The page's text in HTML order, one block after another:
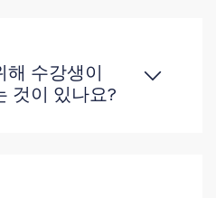
수강생이
것이 있나요?